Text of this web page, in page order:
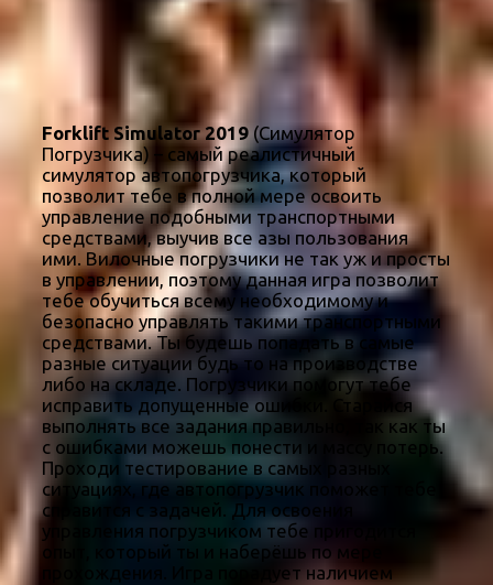
Forklift Simulator 2019 (Симулятор
Погрузчика) – самый реалистичный
симулятор автопогрузчика, который
позволит тебе в полной мере освоить
управление подобными транспортными
средствами, выучив все азы пользования
ими. Вилочные погрузчики не так уж и просты
в управлении, поэтому данная игра позволит
тебе обучиться всему необходимому и
безопасно управлять такими транспортными
средствами. Ты будешь попадать в самые
разные ситуации будь то на производстве
либо на складе. Погрузчики помогут тебе
исправить допущенные ошибки. Старайся
выполнять все задания правильно, так как ты
с ошибками можешь понести и массу потерь.
Проходи тестирование в самых разных
ситуациях, где автопогрузчик поможет тебе
справится с задачей. Для освоения
управления погрузчиком тебе пригодится
опыт, который ты и наберёшь по мере
прохождения. Игра порадует наличием